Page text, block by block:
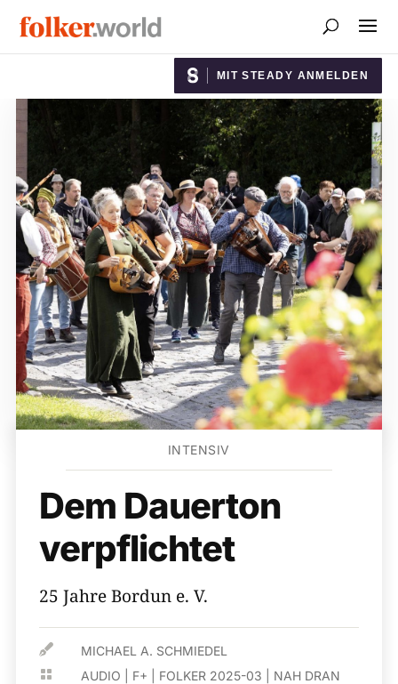
MIT STEADY ANMELDEN
INTENSIV
Dem Dauerton
verpflichtet
25 Jahre Bordun e. V.
 MICHAEL A. SCHMIEDEL
 AUDIO F+ FOLKER 2025-03 NAH DRAN